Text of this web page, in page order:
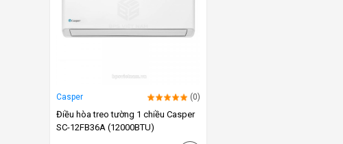
Casper (0)
Điều hòa treo tường 1 chiều Casper
SC-12FB36A (12000BTU)